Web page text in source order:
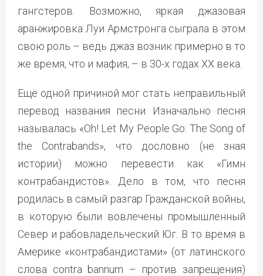
гангстеров. Возможно, яркая джазовая
аранжировка Луи Армстронга сыграла в этом
свою роль – ведь джаз возник примерно в то
же время, что и мафия, – в 30-х годах ХХ века.
Ещё одной причиной мог стать неправильный
перевод названия песни. Изначально песня
называлась «Oh! Let My People Go: The Song of
the Contrabands», что дословно (не зная
истории) можно перевести как «Гимн
контрабандистов». Дело в том, что песня
родилась в самый разгар Гражданской войны,
в которую были вовлечены промышленный
Север и рабовладельческий Юг. В то время в
Америке «контрабандистами» (от латинского
слова contra bannum – против запрещения)